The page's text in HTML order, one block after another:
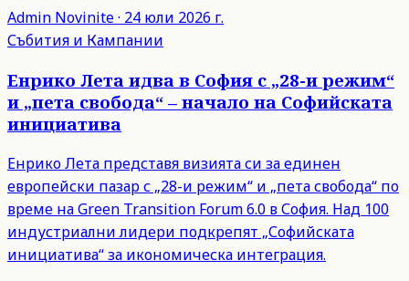
Admin Novinite· 24 юли 2026 г.
Събития и Кампании
Енрико Лета идва в София с „28-и режим“
и „пета свобода“ – начало на Софийската
инициатива
Енрико Лета представя визията си за единен
европейски пазар с „28-и режим“ и „пета свобода“ по
време на Green Transition Forum 6.0 в София. Над 100
индустриални лидери подкрепят „Софийската
инициатива“ за икономическа интеграция.